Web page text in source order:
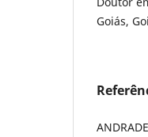
Goiás,